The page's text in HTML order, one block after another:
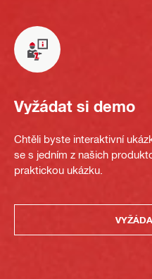
Vyžádat si demo
Chtěli byste interaktivní
se s jedním z našich
praktickou ukázku.